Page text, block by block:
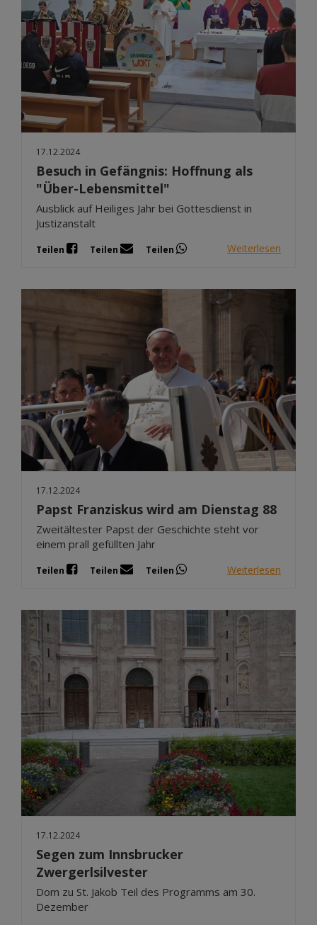
17.12.2024
Besuch in Gefängnis: Hoffnung als
"Über-Lebensmittel"
Ausblick auf Heiliges Jahr bei Gottesdienst in
Justizanstalt
Teilen Teilen Teilen Weiterlesen
17.12.2024
Papst Franziskus wird am Dienstag 88
Zweitältester Papst der Geschichte steht vor
einem prall gefüllten Jahr
Teilen Teilen Teilen Weiterlesen
17.12.2024
Segen zum Innsbrucker
Zwergerlsilvester
Dom zu St. Jakob Teil des Programms am 30.
Dezember